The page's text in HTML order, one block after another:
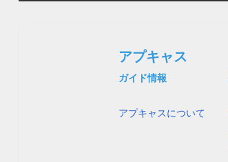
アプキャス
ガイド情報
アプキャスについて